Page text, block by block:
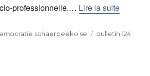
professionnelle.… Lire la suite
schaerbeekoise Catégories
bulletin 124